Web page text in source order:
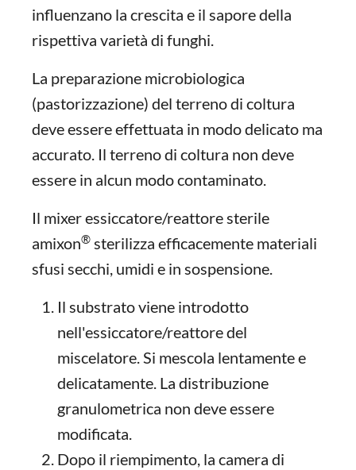
influenzano la crescita e il sapore della
rispettiva varietà di funghi.
La preparazione microbiologica
(pastorizzazione) del terreno di coltura
deve essere effettuata in modo delicato ma
accurato. Il terreno di coltura non deve
essere in alcun modo contaminato.
Il mixer essiccatore/reattore sterile
amixon® sterilizza efficacemente materiali
sfusi secchi, umidi e in sospensione.
Il substrato viene introdotto
nell'essiccatore/reattore del
miscelatore. Si mescola lentamente e
delicatamente. La distribuzione
granulometrica non deve essere
modificata.
Dopo il riempimento, la camera di